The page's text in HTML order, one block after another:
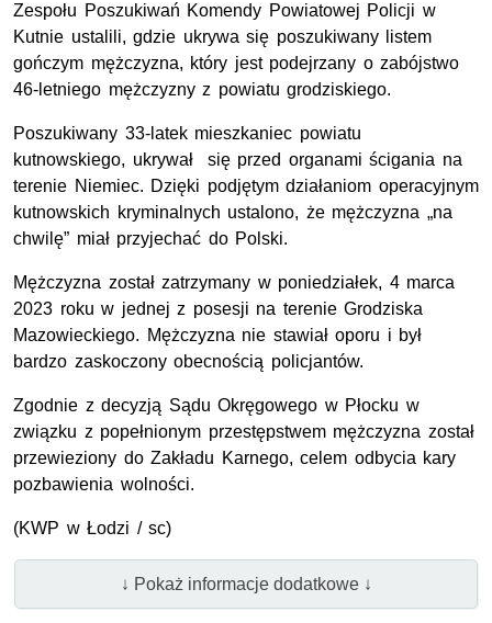
Zespołu Poszukiwań Komendy Powiatowej Policji w
Kutnie ustalili, gdzie ukrywa się poszukiwany listem
gończym mężczyzna, który jest podejrzany o zabójstwo
46-letniego mężczyzny z powiatu grodziskiego.
Poszukiwany 33-latek mieszkaniec powiatu
kutnowskiego, ukrywał się przed organami ścigania na
terenie Niemiec. Dzięki podjętym działaniom operacyjnym
kutnowskich kryminalnych ustalono, że mężczyzna „na
chwilę” miał przyjechać do Polski.
Mężczyzna został zatrzymany w poniedziałek, 4 marca
2023 roku w jednej z posesji na terenie Grodziska
Mazowieckiego. Mężczyzna nie stawiał oporu i był
bardzo zaskoczony obecnością policjantów.
Zgodnie z decyzją Sądu Okręgowego w Płocku w
związku z popełnionym przestępstwem mężczyzna został
przewieziony do Zakładu Karnego, celem odbycia kary
pozbawienia wolności.
(KWP w Łodzi / sc)
↓ Pokaż informacje dodatkowe ↓